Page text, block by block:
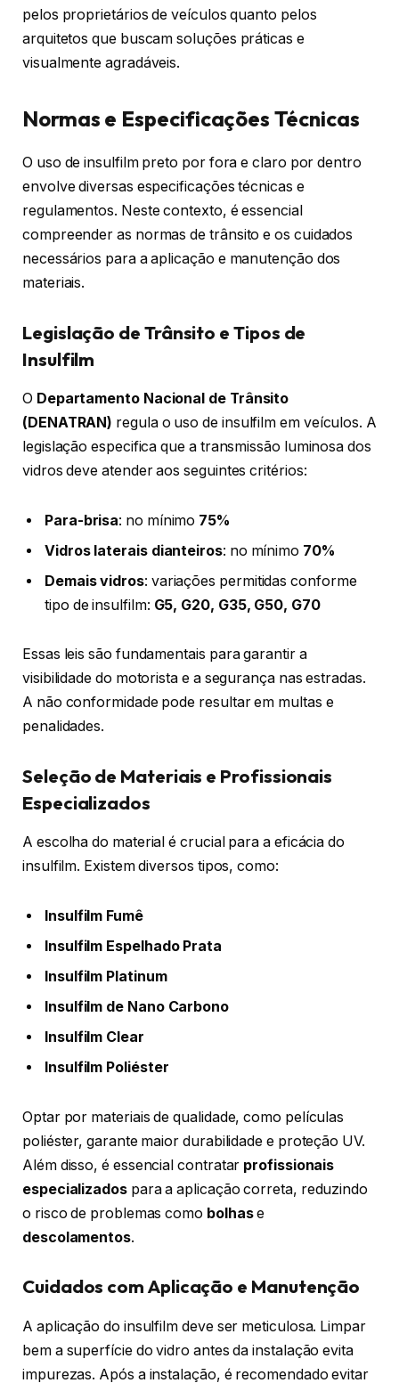
pelos proprietários de veículos quanto pelos
arquitetos que buscam soluções práticas e
visualmente agradáveis.
Normas e Especificações Técnicas
O uso de insulfilm preto por fora e claro por dentro
envolve diversas especificações técnicas e
regulamentos. Neste contexto, é essencial
compreender as normas de trânsito e os cuidados
necessários para a aplicação e manutenção dos
materiais.
Legislação de Trânsito e Tipos de
Insulfilm
O Departamento Nacional de Trânsito
(DENATRAN) regula o uso de insulfilm em veículos. A
legislação especifica que a transmissão luminosa dos
vidros deve atender aos seguintes critérios:
Para-brisa: no mínimo 75%
Vidros laterais dianteiros: no mínimo 70%
Demais vidros: variações permitidas conforme
tipo de insulfilm: G5, G20, G35, G50, G70
Essas leis são fundamentais para garantir a
visibilidade do motorista e a segurança nas estradas.
A não conformidade pode resultar em multas e
penalidades.
Seleção de Materiais e Profissionais
Especializados
A escolha do material é crucial para a eficácia do
insulfilm. Existem diversos tipos, como:
Insulfilm Fumê
Insulfilm Espelhado Prata
Insulfilm Platinum
Insulfilm de Nano Carbono
Insulfilm Clear
Insulfilm Poliéster
Optar por materiais de qualidade, como películas
poliéster, garante maior durabilidade e proteção UV.
Além disso, é essencial contratar profissionais
especializadospara a aplicação correta, reduzindo
o risco de problemas como bolhase
descolamentos.
Cuidados com Aplicação e Manutenção
A aplicação do insulfilm deve ser meticulosa. Limpar
bem a superfície do vidro antes da instalação evita
impurezas. Após a instalação, é recomendado evitar